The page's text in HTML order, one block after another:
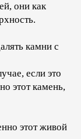
они как
камни с
если это
этот камень,
этот живой